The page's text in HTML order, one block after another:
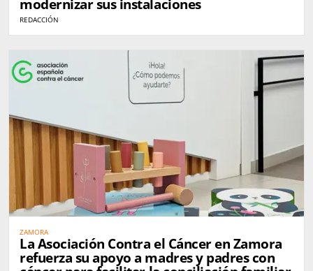
modernizar sus instalaciones
REDACCIÓN
ZAMORA
La Asociación Contra el Cáncer en Zamora
refuerza su apoyo a madres y padres con